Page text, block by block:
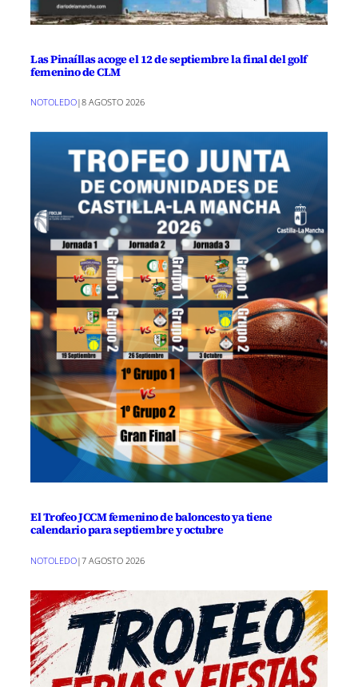
Las Pinaíllas acoge el 12 de septiembre la final del golf
femenino de CLM
NOTOLEDO|8 AGOSTO 2026
El Trofeo JCCM femenino de baloncesto ya tiene
calendario para septiembre y octubre
NOTOLEDO|7 AGOSTO 2026